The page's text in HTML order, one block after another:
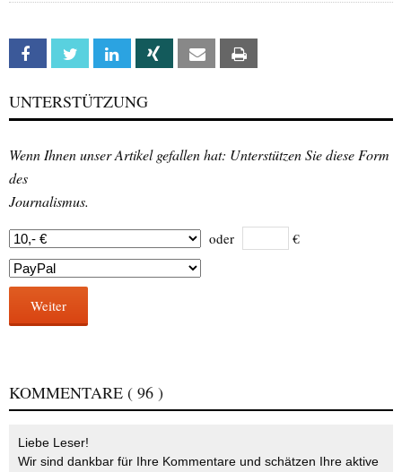
Facebook Twitter Linkedin Xing Email
UNTERSTÜTZUNG
Wenn Ihnen unser Artikel gefallen hat: Unterstützen Sie diese Form
des
Journalismus.
oder €
Weiter
KOMMENTARE ( 96 )
Liebe Leser!
Wir sind dankbar für Ihre Kommentare und schätzen Ihre aktive